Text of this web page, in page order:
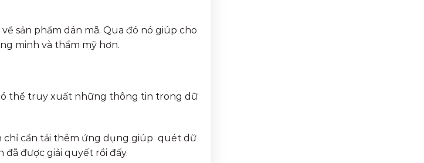
sản phẩm dán mã. Qua đó nó giúp cho
minh và thẩm mỹ hơn.
thể truy xuất những thông tin trong dữ
chỉ cần tải thêm ứng dụng giúp quét dữ
đã được giải quyết rồi đấy.